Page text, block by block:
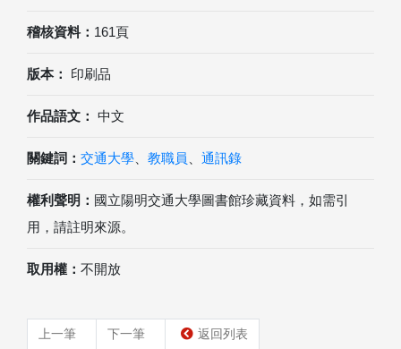
稽核資料： 161頁
版本： 印刷品
作品語文： 中文
關鍵詞： 交通大學 教職員 通訊錄
權利聲明： 國立陽明交通大學圖書館珍藏資料，如需引
用，請註明來源。
取用權： 不開放
上一筆 下一筆 返回列表